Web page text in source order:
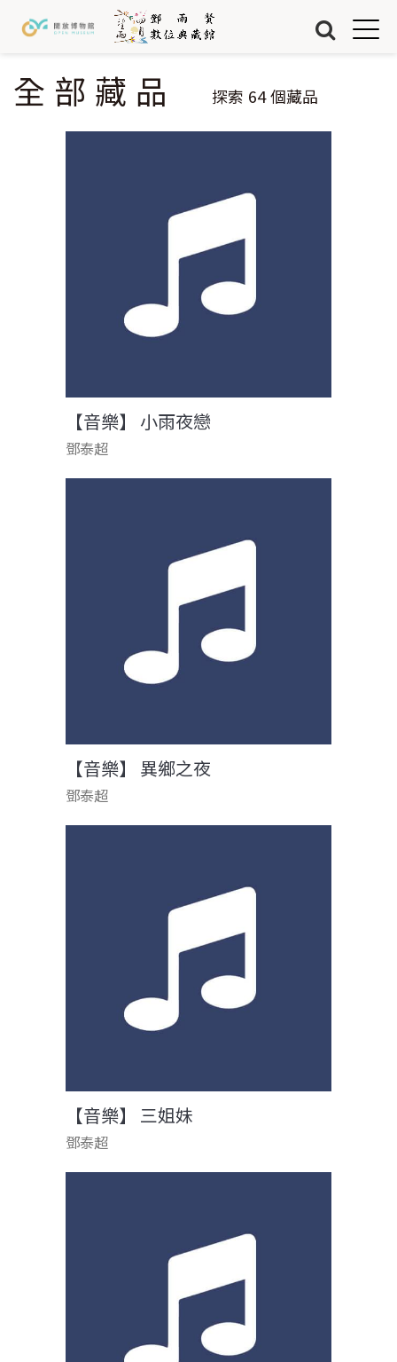
關於我們
Jump to Navigation
Jump to Main content
您在這裡
全部藏品 探索 64個藏品
【音樂】 小雨夜戀
鄧泰超
【音樂】 異鄉之夜
鄧泰超
【音樂】 三姐妹
鄧泰超